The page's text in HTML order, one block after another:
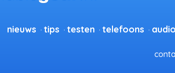
nieuws tips testen telefoons audio